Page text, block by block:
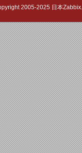
2005-2025 日本